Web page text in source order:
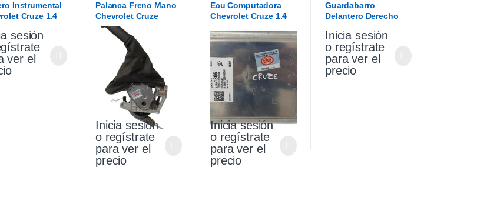
Instrumental
Cruze 1.4
sesión
ver el
Palanca Freno Mano
Chevrolet Cruze
Premier 1.4 2021
Inicia sesión
o regístrate
para ver el
precio
Ecu Computadora
Chevrolet Cruze 1.4
Inicia sesión
o regístrate
para ver el
precio
Guardabarro
Delantero Derecho
Inicia sesión
o regístrate
para ver el
precio